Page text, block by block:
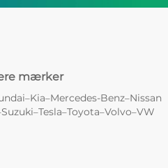
mærker
–Kia–Mercedes-Benz–Nissan
Suzuki–Tesla–Toyota–Volvo–VW